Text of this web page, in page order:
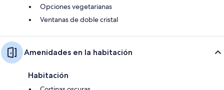
Opciones vegetarianas
Ventanas de doble cristal
Amenidades en la habitación
Habitación